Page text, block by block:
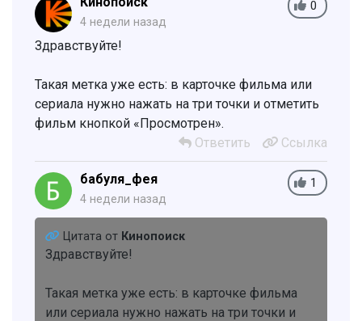
0
4 недели назад
Здравствуйте!
Такая метка уже есть: в карточке фильма или
сериала нужно нажать на три точки и отметить
фильм кнопкой «Просмотрен».
Ответить
Ссылка
1
бабуля_фея
4 недели назад
Цитата от Кинопоиск
Здравствуйте!
Такая метка уже есть: в карточке фильма
или сериала нужно нажать на три точки и